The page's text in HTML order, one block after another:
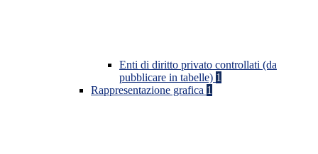
Enti di diritto privato controllati (da
pubblicare in tabelle) 1
Rappresentazione grafica 1